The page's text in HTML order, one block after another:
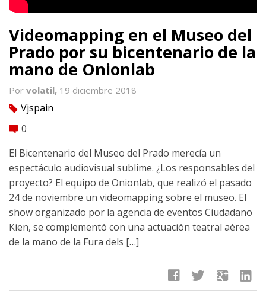
Videomapping en el Museo del
Prado por su bicentenario de la
mano de Onionlab
Por volatil, 19 diciembre 2018
tag Vjspain
comment 0
El Bicentenario del Museo del Prado merecía un
espectáculo audiovisual sublime. ¿Los responsables del
proyecto? El equipo de Onionlab, que realizó el pasado
24 de noviembre un videomapping sobre el museo. El
show organizado por la agencia de eventos Ciudadano
Kien, se complementó con una actuación teatral aérea
de la mano de la Fura dels […]
facebook twitter google linkedin